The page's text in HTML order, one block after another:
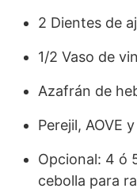
2 Dientes de
1/2 Vaso de
Azafrán de
Perejil, AOVE
Opcional: 4 ó
cebolla para